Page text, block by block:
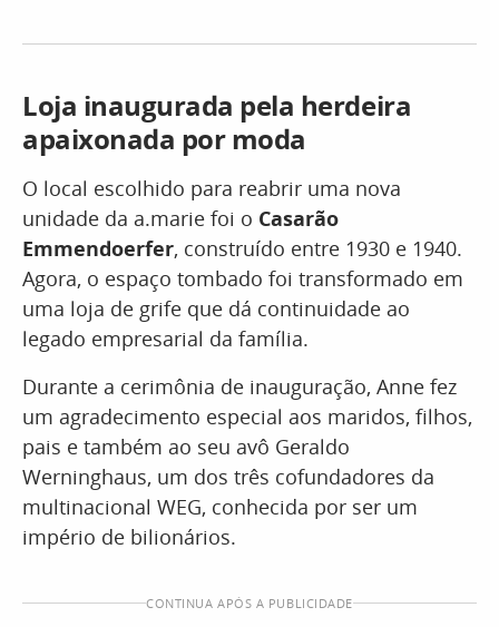
Loja inaugurada pela herdeira
apaixonada por moda
O local escolhido para reabrir uma nova
unidade da a.marie foi o Casarão
Emmendoerfer, construído entre 1930 e 1940.
Agora, o espaço tombado foi transformado em
uma loja de grife que dá continuidade ao
legado empresarial da família.
Durante a cerimônia de inauguração, Anne fez
um agradecimento especial aos maridos, filhos,
pais e também ao seu avô Geraldo
Werninghaus, um dos três cofundadores da
multinacional WEG, conhecida por ser um
império de bilionários.
CONTINUA APÓS A PUBLICIDADE